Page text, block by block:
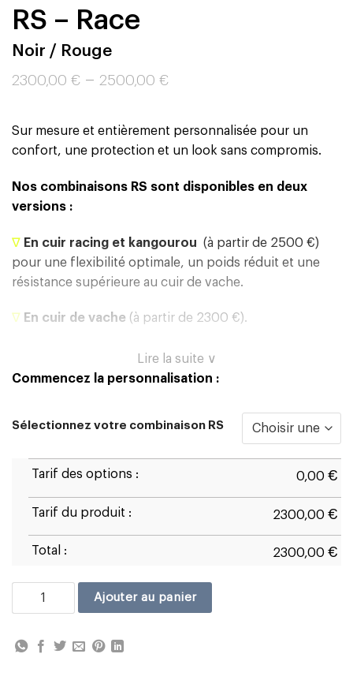
RS – Race
Noir / Rouge
2300,00 € – 2500,00 €
Sur mesure et entièrement personnalisée pour un
confort, une protection et un look sans compromis.
Nos combinaisons RS sont disponibles en deux
versions :
∇ En cuir racing et kangourou (à partir de 2500 €)
pour une flexibilité optimale, un poids réduit et une
résistance supérieure au cuir de vache.
∇ En cuir de vache (à partir de 2300 €).
Lire la suite ∨
Commencez la personnalisation :
Sélectionnez votre combinaison RS
Tarif des options : 0,00 €
Tarif du produit : 2300,00 €
Total : 2300,00 €
quantité de RS - Race
Ajouter au panier